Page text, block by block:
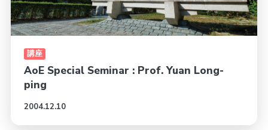
講座
AoE Special Seminar : Prof. Yuan Long-
ping
2004.12.10